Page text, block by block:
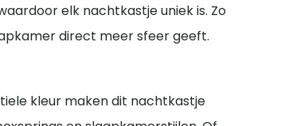
elk nachtkastje uniek is. Zo
direct meer sfeer geeft.
kleur maken dit nachtkastje